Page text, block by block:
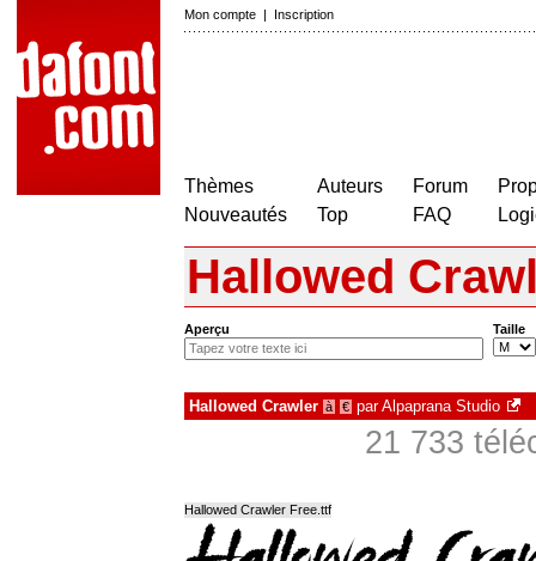
Mon compte | Inscription
Thèmes
Nouveautés
Auteurs
Top
Forum
FAQ
Hallowed
Aperçu Taille
Hallowed Crawler à € parAlpaprana Studio
21 733
Hallowed Crawler Free.ttf